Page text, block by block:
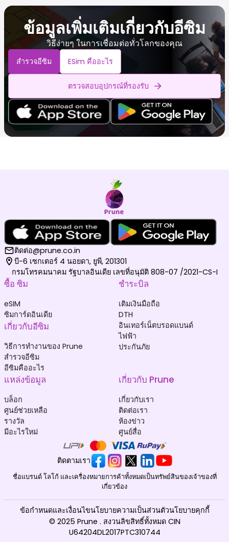
ข้อมูลเพิ่มเติมเกี่ยวกับอีซิม
วิธีง่ายๆ ในการเชื่อมต่อทั่วโลกของคุณ
สำรวจอีซิม ESim คืออะไร
ตรวจสอบอุปกรณ์ที่รองรับ
ติดต่อ@prune.co.in
บี-6 เซกเตอร์ 4 นอยดา, ยูพี, 201301
กรมโทรคมนาคม รัฐบาลอินเดีย เลขที่อนุมัติ 808-07 /2021-CS-I
ซื้อ ซิม
eSIM
ซิมการ์ดอินเดีย
เกี่ยวกับอีซิม
วิธีการทำงานของ Prune
สำรวจอีซิม
อีซิมคืออะไร
ชำระบิล
เติมเงินมือถือ
DTH
อินเทอร์เน็ตบรอดแบนด์
ไฟฟ้า
ประกันภัย
แหล่งข้อมูล
บล็อก
ศูนย์ช่วยเหลือ
รางวัล
มีอะไรใหม่
เกี่ยวกับ Prune
เกี่ยวกับเรา
ติดต่อเรา
ห้องข่าว
ศูนย์สื่อ
ติดตามเรา
ชื่อแบรนด์ โลโก้ และเครื่องหมายการค้าทั้งหมดเป็นทรัพย์สินของเจ้าของที่
เกี่ยวข้อง
© 2025 Prune . สงวนลิขสิทธิ์ทั้งหมด CIN
U64204DL2017PTC310744
ข้อกำหนดและเงื่อนไขนโยบายความเป็นส่วนตัวนโยบายคุกกี้